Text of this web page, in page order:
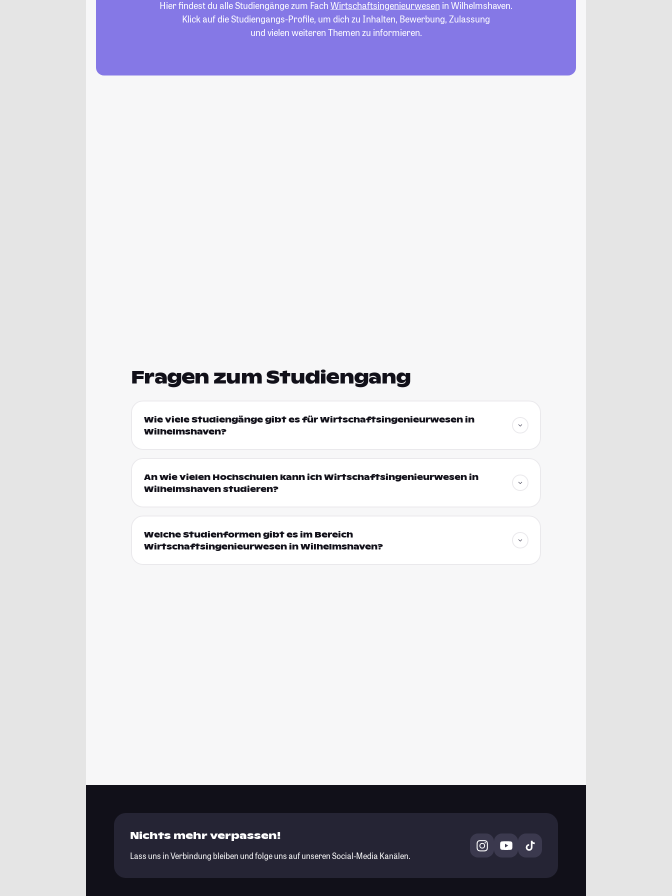
Hier findest du alle Studiengänge zum Fach Wirtschaftsingenieurwesen in Wilhelmshaven.
Klick auf die Studiengangs-Profile, um dich zu Inhalten, Bewerbung, Zulassung
und vielen weiteren Themen zu informieren.
Fragen zum Studiengang
Wie viele Studiengänge gibt es für Wirtschaftsingenieurwesen in
Wilhelmshaven?
An wie vielen Hochschulen kann ich Wirtschaftsingenieurwesen in
Wilhelmshaven studieren?
Welche Studienformen gibt es im Bereich
Wirtschaftsingenieurwesen in Wilhelmshaven?
Nichts mehr verpassen!
Lass uns in Verbindung bleiben und folge uns auf unseren Social-Media Kanälen.